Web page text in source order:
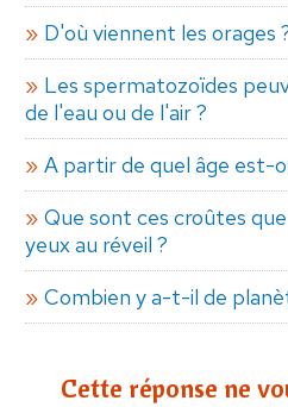
D'où viennent les orages
Les spermatozoïdes
de l'eau ou de l'air ?
A partir de quel âge est-
Que sont ces croûtes que
yeux au réveil ?
Combien y a-t-il de
Cette réponse ne